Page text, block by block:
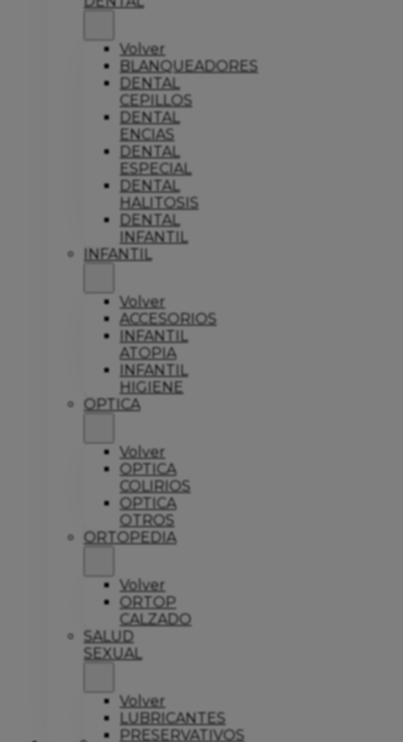
Volver
BLANQUEADORES
DENTAL
CEPILLOS
DENTAL
ENCIAS
DENTAL
ESPECIAL
DENTAL
HALITOSIS
DENTAL
INFANTIL
INFANTIL
Volver
ACCESORIOS
INFANTIL
ATOPIA
INFANTIL
HIGIENE
OPTICA
Volver
OPTICA
COLIRIOS
OPTICA
OTROS
ORTOPEDIA
Volver
ORTOP
CALZADO
SALUD
SEXUAL
Volver
LUBRICANTES
PRESERVATIVOS